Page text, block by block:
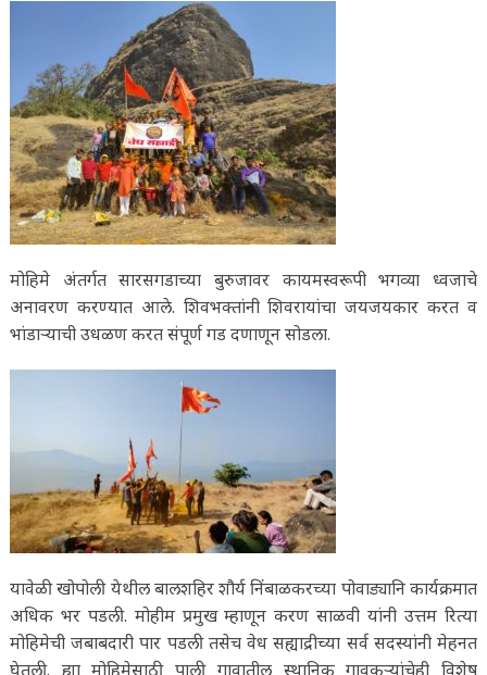
मोहिमे अंतर्गत सारसगडाच्या बुरुजावर कायमस्वरूपी भगव्या ध्वजाचे
अनावरण करण्यात आले. शिवभक्तांनी शिवरायांचा जयजयकार करत व
भांडाऱ्याची उधळण करत संपूर्ण गड दणाणून सोडला.
यावेळी खोपोली येथील बालशहिर शौर्य निंबाळकरच्या पोवाड्यानि कार्यक्रमात
अधिक भर पडली. मोहीम प्रमुख म्हाणून करण साळवी यांनी उत्तम रित्या
मोहिमेची जबाबदारी पार पडली तसेच वेध सह्याद्रीच्या सर्व सदस्यांनी मेहनत
घेतली. ह्या मोहिमेसाठी पाली गावातील स्थानिक गावकऱ्यांचेही विशेष